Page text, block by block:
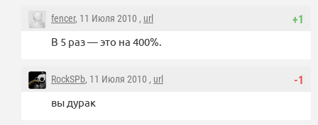
+1
fencer, 11 Июля 2010 , url
В 5 раз — это на 400%.
-1
RockSPb, 11 Июля 2010 , url
вы дурак